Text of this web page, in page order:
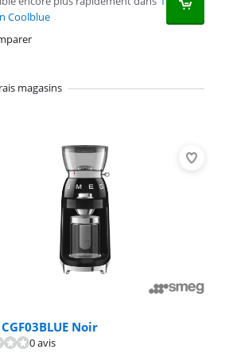
Coolblue
magasins
CGF03BLUE Noir
0 avis